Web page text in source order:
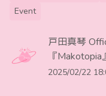
Event
戸田真琴
『Makotopia』
2025/02/22